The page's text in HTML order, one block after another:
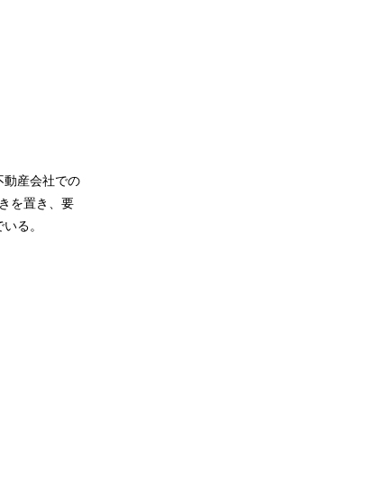
動産会社での
を置き、要
る。